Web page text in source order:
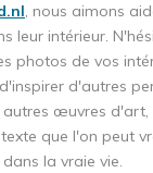
, nous aimons
leur intérieur.
photos de vos
d'autres
œuvres d'art,
que l'on peut
la vraie vie.